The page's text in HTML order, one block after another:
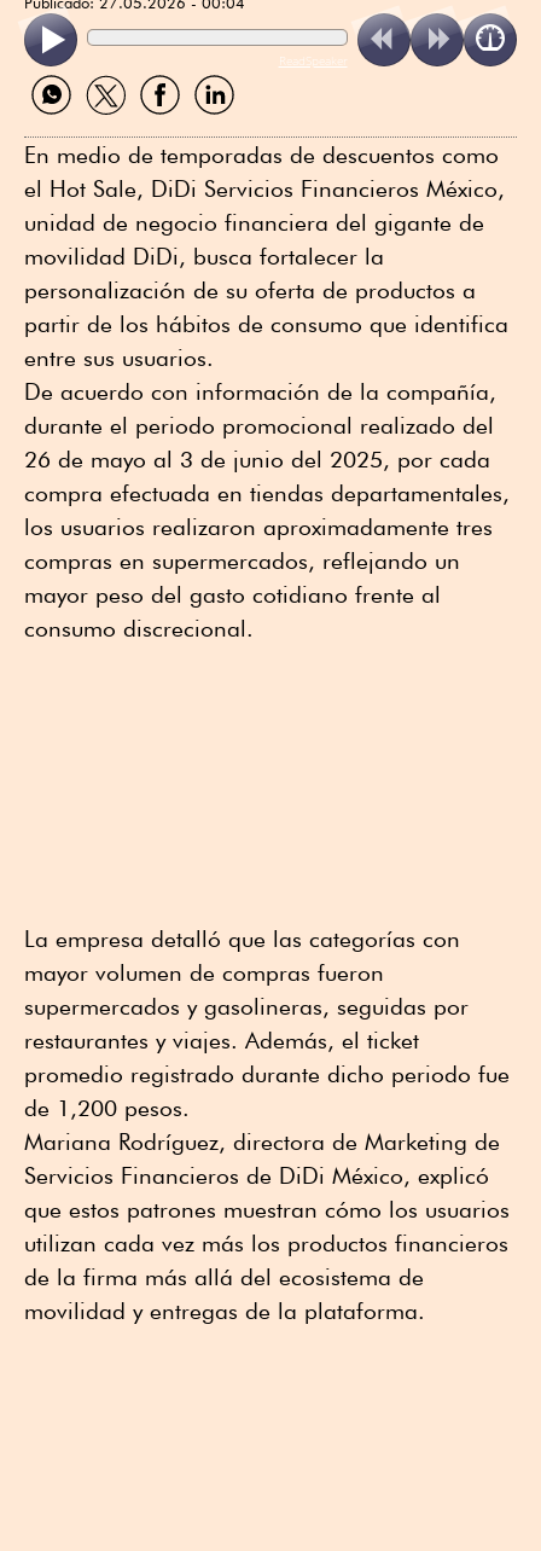
ReadSpeaker
Compartir
por
Compartir
por
Compartir
por
Compartir
por
En medio de temporadas de descuentos como
el Hot Sale, DiDi Servicios Financieros México,
unidad de negocio financiera del gigante de
movilidad DiDi, busca fortalecer la
personalización de su oferta de productos a
partir de los hábitos de consumo que identifica
entre sus usuarios.
De acuerdo con información de la compañía,
durante el periodo promocional realizado del
26 de mayo al 3 de junio del 2025, por cada
compra efectuada en tiendas departamentales,
los usuarios realizaron aproximadamente tres
compras en supermercados, reflejando un
mayor peso del gasto cotidiano frente al
consumo discrecional.
La empresa detalló que las categorías con
mayor volumen de compras fueron
supermercados y gasolineras, seguidas por
restaurantes y viajes. Además, el ticket
promedio registrado durante dicho periodo fue
de 1,200 pesos.
Mariana Rodríguez, directora de Marketing de
Servicios Financieros de DiDi México, explicó
que estos patrones muestran cómo los usuarios
utilizan cada vez más los productos financieros
de la firma más allá del ecosistema de
movilidad y entregas de la plataforma.